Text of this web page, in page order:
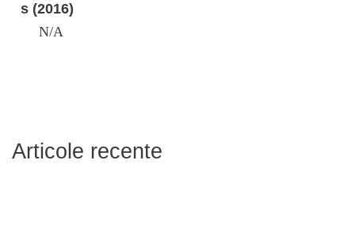
s (2016)
N/A
Articole recente